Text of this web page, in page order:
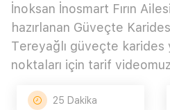
İnoksan İnosmart Fırın
hazırlanan Güveçte
Tereyağlı güveçte karides
noktaları için tarif
25 Dakika